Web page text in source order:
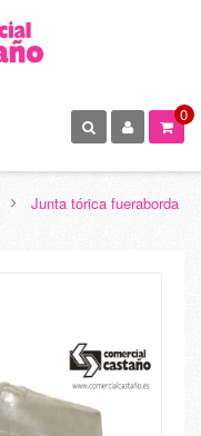
0
>
Junta tórica fueraborda